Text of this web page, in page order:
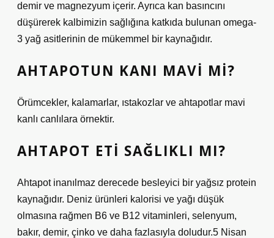
demir ve magnezyum içerir. Ayrıca kan basıncını
düşürerek kalbimizin sağlığına katkıda bulunan omega-
3 yağ asitlerinin de mükemmel bir kaynağıdır.
AHTAPOTUN KANI MAVI MI?
Örümcekler, kalamarlar, ıstakozlar ve ahtapotlar mavi
kanlı canlılara örnektir.
AHTAPOT ETI SAĞLIKLI MI?
Ahtapot inanılmaz derecede besleyici bir yağsız protein
kaynağıdır. Deniz ürünleri kalorisi ve yağı düşük
olmasına rağmen B6 ve B12 vitaminleri, selenyum,
bakır, demir, çinko ve daha fazlasıyla doludur.5 Nisan